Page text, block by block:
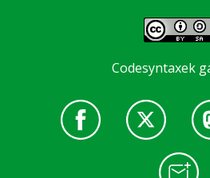
Codesyntaxek